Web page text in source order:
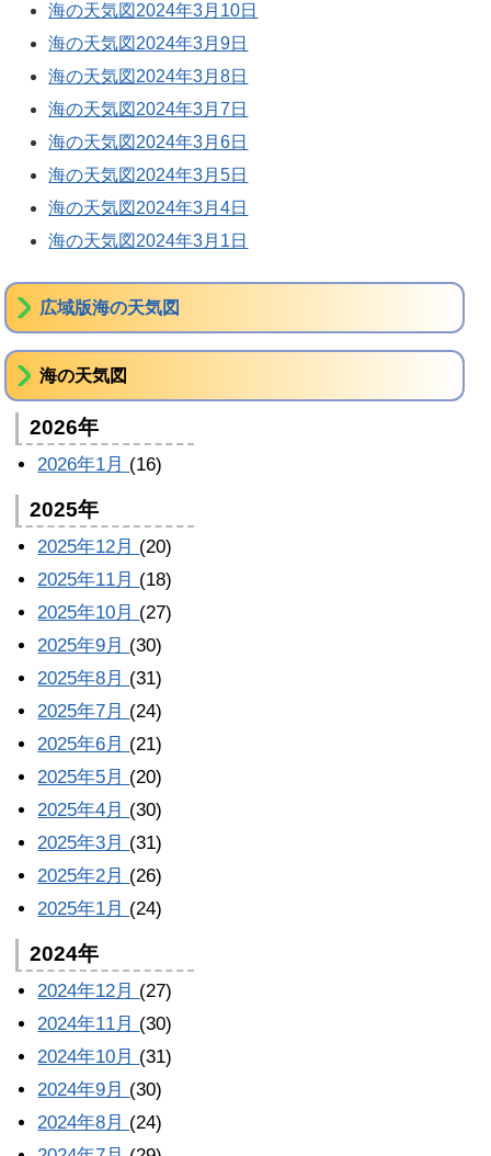
海の天気図2024年3月10日
海の天気図2024年3月9日
海の天気図2024年3月8日
海の天気図2024年3月7日
海の天気図2024年3月6日
海の天気図2024年3月5日
海の天気図2024年3月4日
海の天気図2024年3月1日
広域版海の天気図
海の天気図
2026年
2026年1月 (16)
2025年
2025年12月 (20)
2025年11月 (18)
2025年10月 (27)
2025年9月 (30)
2025年8月 (31)
2025年7月 (24)
2025年6月 (21)
2025年5月 (20)
2025年4月 (30)
2025年3月 (31)
2025年2月 (26)
2025年1月 (24)
2024年
2024年12月 (27)
2024年11月 (30)
2024年10月 (31)
2024年9月 (30)
2024年8月 (24)